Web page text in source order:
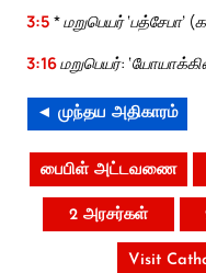
3:5 * மறுபெயர் ‘பத்சேபா’
3:16மறுபெயர்:
◄ முந்தய அதிகாரம்
பைபிள் அட்டவணை
2 அரசர்கள்
Visit